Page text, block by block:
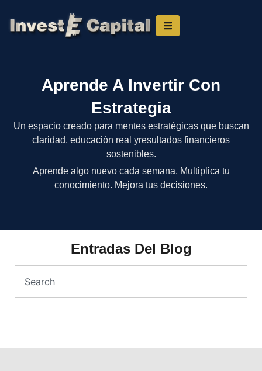
Aprende A Invertir Con
Estrategia
Un espacio creado para mentes estratégicas que buscan
claridad, educación real yresultados financieros
sostenibles.
Aprende algo nuevo cada semana. Multiplica tu
conocimiento. Mejora tus decisiones.
Entradas Del Blog